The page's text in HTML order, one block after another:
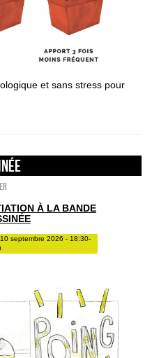
et sans stress pour
À LA BANDE
septembre 2026 - 18:30-